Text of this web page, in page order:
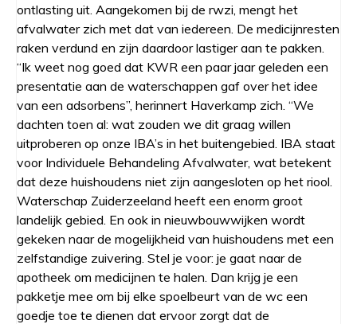
ontlasting uit. Aangekomen bij de rwzi, mengt het
afvalwater zich met dat van iedereen. De medicijnresten
raken verdund en zijn daardoor lastiger aan te pakken.
“Ik weet nog goed dat KWR een paar jaar geleden een
presentatie aan de waterschappen gaf over het idee
van een adsorbens”, herinnert Haverkamp zich. “We
dachten toen al: wat zouden we dit graag willen
uitproberen op onze IBA’s in het buitengebied. IBA staat
voor Individuele Behandeling Afvalwater, wat betekent
dat deze huishoudens niet zijn aangesloten op het riool.
Waterschap Zuiderzeeland heeft een enorm groot
landelijk gebied. En ook in nieuwbouwwijken wordt
gekeken naar de mogelijkheid van huishoudens met een
zelfstandige zuivering. Stel je voor: je gaat naar de
apotheek om medicijnen te halen. Dan krijg je een
pakketje mee om bij elke spoelbeurt van de wc een
goedje toe te dienen dat ervoor zorgt dat de